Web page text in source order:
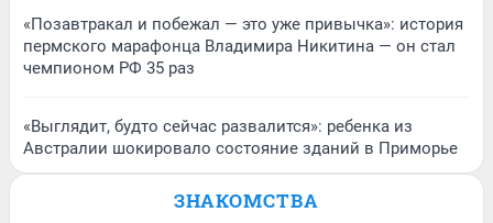
«Позавтракал и побежал — это уже привычка»: история
пермского марафонца Владимира Никитина — он стал
чемпионом РФ 35 раз
«Выглядит, будто сейчас развалится»: ребенка из
Австралии шокировало состояние зданий в Приморье
ЗНАКОМСТВА